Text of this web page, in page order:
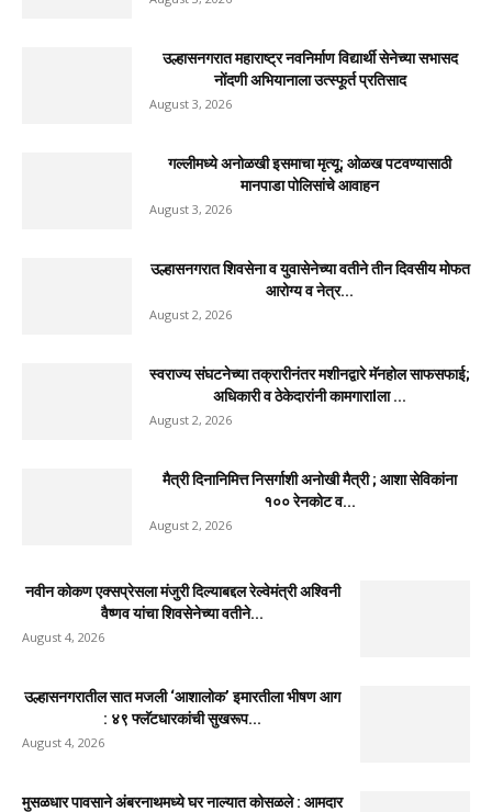
उल्हासनगरात महाराष्ट्र नवनिर्माण विद्यार्थी सेनेच्या सभासद
नोंदणी अभियानाला उत्स्फूर्त प्रतिसाद
August 3, 2026
गल्लीमध्ये अनोळखी इसमाचा मृत्यू; ओळख पटवण्यासाठी
मानपाडा पोलिसांचे आवाहन
August 3, 2026
उल्हासनगरात शिवसेना व युवासेनेच्या वतीने तीन दिवसीय मोफत
आरोग्य व नेत्र...
August 2, 2026
स्वराज्य संघटनेच्या तक्रारीनंतर मशीनद्वारे मॅनहोल साफसफाई;
अधिकारी व ठेकेदारांनी कामगाराlला ...
August 2, 2026
मैत्री दिनानिमित्त निसर्गाशी अनोखी मैत्री ; आशा सेविकांना
१०० रेनकोट व...
August 2, 2026
नवीन कोकण एक्सप्रेसला मंजुरी दिल्याबद्दल रेल्वेमंत्री अश्विनी
वैष्णव यांचा शिवसेनेच्या वतीने...
August 4, 2026
उल्हासनगरातील सात मजली ‘आशालोक’ इमारतीला भीषण आग
: ४९ फ्लॅटधारकांची सुखरूप...
August 4, 2026
मुसळधार पावसाने अंबरनाथमध्ये घर नाल्यात कोसळले : आमदार